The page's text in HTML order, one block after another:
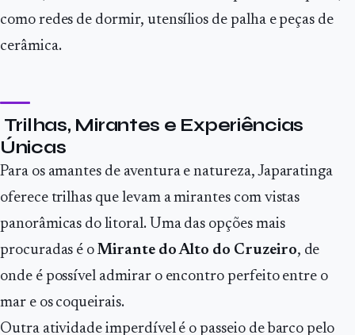
como redes de dormir, utensílios de palha e peças de
cerâmica.
Trilhas, Mirantes e Experiências
Únicas
Para os amantes de aventura e natureza, Japaratinga
oferece trilhas que levam a mirantes com vistas
panorâmicas do litoral. Uma das opções mais
procuradas é oMirante do Alto do Cruzeiro, de
onde é possível admirar o encontro perfeito entre o
mar e os coqueirais.
Outra atividade imperdível é o passeio de barco pelo